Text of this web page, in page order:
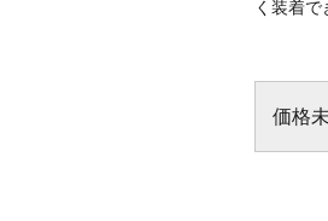
く装着で
価格